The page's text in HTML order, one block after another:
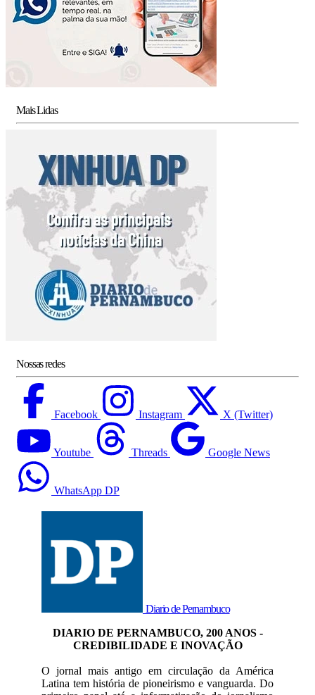
Mais Lidas
Nossas redes
Facebook Instagram X (Twitter)
Youtube Threads Google News
WhatsApp DP
Diario de Pernambuco
DIARIO DE PERNAMBUCO, 200 ANOS -
CREDIBILIDADE E INOVAÇÃO
O jornal mais antigo em circulação da América
Latina tem história de pioneirismo e vanguarda. Do